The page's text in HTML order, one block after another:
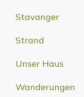
Stavanger
Strand
Unser Haus
Wanderungen